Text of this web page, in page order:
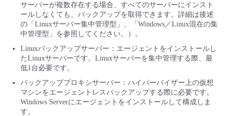
サーバーが複数存在する場合、すべてのサーバーにインスト
ールしなくても、バックアップを取得できます。詳細は後述
の「Linuxサーバー集中管理型」、「Windows／Linux混在の集
中管理型」を参照してください。）。
Linuxバックアップサーバー：エージェントをインストールし
たLinuxサーバーです。Linuxサーバーを集中管理する際、最
低1台必要です。
バックアッププロキシサーバー：ハイパーバイザー上の仮想
マシンをエージェントレスバックアップする際に必要です。
Windows Serverにエージェントをインストールして構成しま
す。